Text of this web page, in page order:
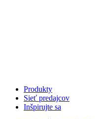
Produkty
Sieť predajcov
Inšpirujte sa